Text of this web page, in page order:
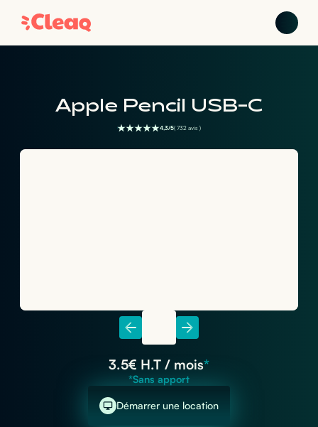
Apple Pencil USB-C
4,3/5( 732 avis )
3.5€ H.T / mois*
*Sans apport
Démarrer une location